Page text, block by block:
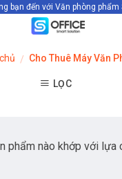
bạn đến với Văn phòng phẩm
/ Cho Thuê Máy Văn
LỌC
phẩm nào khớp với lựa